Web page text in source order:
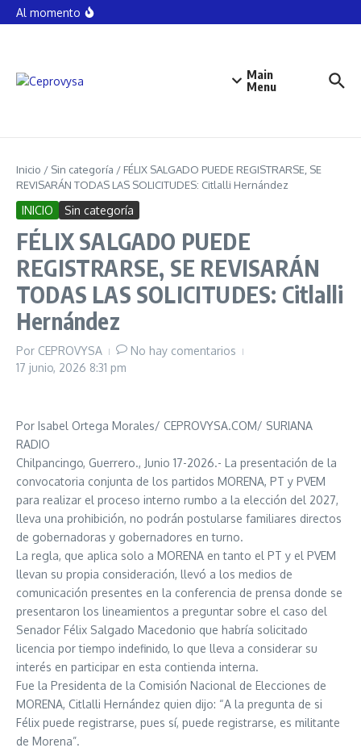
Saltar al contenido
Al momento
EL PUEBLO DE GUERRERO DEMANDA JUSTICIA y NO
Main
Menu
Inicio / Sin categoría / FÉLIX SALGADO PUEDE REGISTRARSE, SE
REVISARÁN TODAS LAS SOLICITUDES: Citlalli Hernández
INICIO Sin categoría
FÉLIX SALGADO PUEDE
REGISTRARSE, SE REVISARÁN
TODAS LAS SOLICITUDES: Citlalli
Hernández
Por CEPROVYSA
No hay comentarios
17 junio, 2026 8:31 pm
Por Isabel Ortega Morales/ CEPROVYSA.COM/ SURIANA
RADIO
Chilpancingo, Guerrero., Junio 17-2026.- La presentación de la
convocatoria conjunta de los partidos MORENA, PT y PVEM
para realizar el proceso interno rumbo a la elección del 2027,
lleva una prohibición, no podrán postularse familiares directos
de gobernadoras y gobernadores en turno.
La regla, que aplica solo a MORENA en tanto el PT y el PVEM
llevan su propia consideración, llevó a los medios de
comunicación presentes en la conferencia de prensa donde se
presentaron los lineamientos a preguntar sobre el caso del
Senador Félix Salgado Macedonio que habría solicitado
licencia por tiempo indefinido, lo que lleva a considerar su
interés en participar en esta contienda interna.
Fue la Presidenta de la Comisión Nacional de Elecciones de
MORENA, Citlalli Hernández quien dijo: “A la pregunta de si
Félix puede registrarse, pues sí, puede registrarse, es militante
de Morena”.